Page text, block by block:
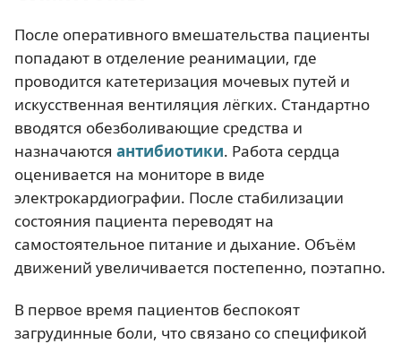
После оперативного вмешательства пациенты
попадают в отделение реанимации, где
проводится катетеризация мочевых путей и
искусственная вентиляция лёгких. Стандартно
вводятся обезболивающие средства и
назначаются антибиотики. Работа сердца
оценивается на мониторе в виде
электрокардиографии. После стабилизации
состояния пациента переводят на
самостоятельное питание и дыхание. Объём
движений увеличивается постепенно, поэтапно.
В первое время пациентов беспокоят
загрудинные боли, что связано со спецификой